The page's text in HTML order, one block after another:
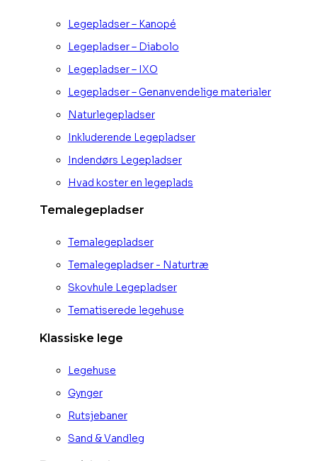
Legepladser – Kanopé
Legepladser – Diabolo
Legepladser – IXO
Legepladser – Genanvendelige materialer
Naturlegepladser
Inkluderende Legepladser
Indendørs Legepladser
Hvad koster en legeplads
Temalegepladser
Temalegepladser
Temalegepladser - Naturtræ
Skovhule Legepladser
Tematiserede legehuse
Klassiske lege
Legehuse
Gynger
Rutsjebaner
Sand & Vandleg